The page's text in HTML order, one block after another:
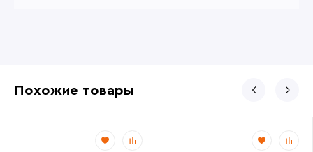
Похожие товары